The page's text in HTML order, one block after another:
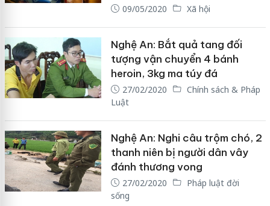
09/05/2020 Xã hội
Nghệ An: Bắt quả tang đối
tượng vận chuyển 4 bánh
heroin, 3kg ma túy đá
27/02/2020
Chính sách & Pháp
Luật
Nghệ An: Nghi câu trộm chó, 2
thanh niên bị người dân vây
đánh thương vong
27/02/2020
Pháp luật đời
sống